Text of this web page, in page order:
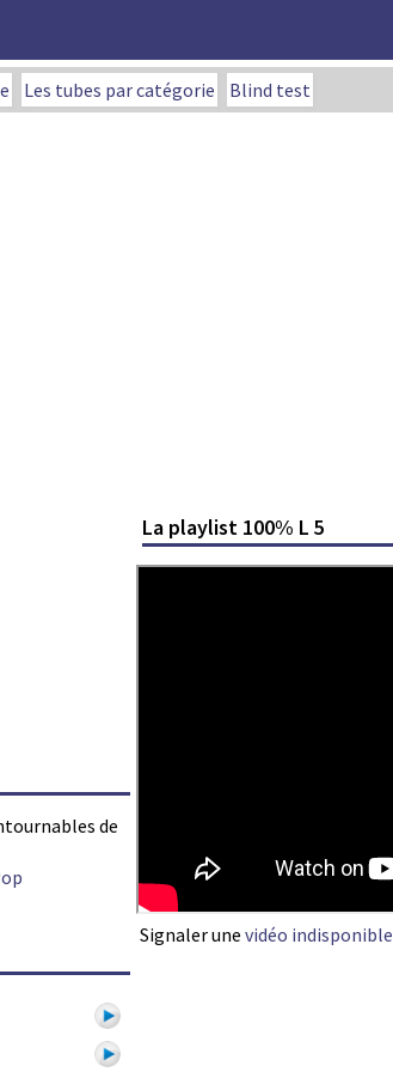
Les tubes par catégorie Blind test
de
La playlist 100% L 5
Signaler une vidéo indisponible